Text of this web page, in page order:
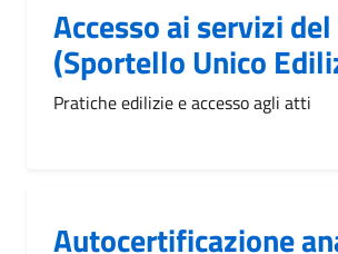
Accesso ai servizi del
(Sportello Unico
Pratiche edilizie e accesso agli atti
Autocertificazione